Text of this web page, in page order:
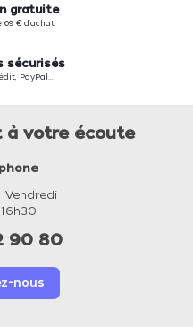
gratuite
69 € d'achat
sécurisés
PayPal...
à votre écoute
Vendredi
90 80
nous